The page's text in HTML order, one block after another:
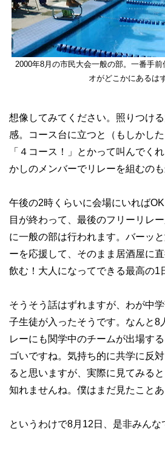
2000年8月の市民大会一般の部。一番手
オがどこかにあるは
想像してみてください。照りつけ
感。コース台に立つと（もしかし
「４コース！」とかって叫んでく
かしのメンバーでリレーを組むのも
午後の2時くらいに会場にいれば
目が終わって、最後のフリーリレ
に一般の部は行われます。バーッ
ーを応援して、そのまま居酒屋に
飲む！大人になってできる最高の1
そうそう話はずれますが、わが中
子生徒が入ったそうです。なんと8
レーにも関学中のチームが出場す
ゴいですね。気持ち的に共学に反
ると思いますが、実際に見てみる
知れませんね。僕はまだ見たことあ
というわけで8月12日、是非みんな